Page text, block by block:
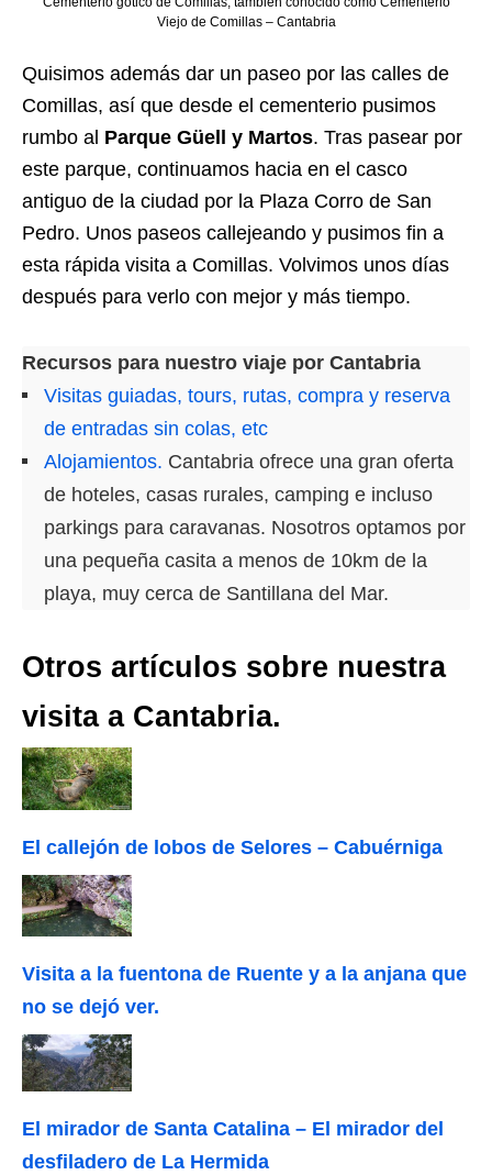
Viejo de Comillas – Cantabria
Quisimos además dar un paseo por las calles de
Comillas, así que desde el cementerio pusimos
rumbo al Parque Güell y Martos. Tras pasear por
este parque, continuamos hacia en el casco
antiguo de la ciudad por la Plaza Corro de San
Pedro. Unos paseos callejeando y pusimos fin a
esta rápida visita a Comillas. Volvimos unos días
después para verlo con mejor y más tiempo.
Recursos para nuestro viaje por Cantabria
Visitas guiadas, tours, rutas, compra y reserva
de entradas sin colas, etc
Alojamientos. Cantabria ofrece una gran oferta
de hoteles, casas rurales, camping e incluso
parkings para caravanas. Nosotros optamos por
una pequeña casita a menos de 10km de la
playa, muy cerca de Santillana del Mar.
Otros artículos sobre nuestra
visita a Cantabria.
El callejón de lobos de Selores – Cabuérniga
Visita a la fuentona de Ruente y a la anjana que
no se dejó ver.
El mirador de Santa Catalina – El mirador del
desfiladero de La Hermida